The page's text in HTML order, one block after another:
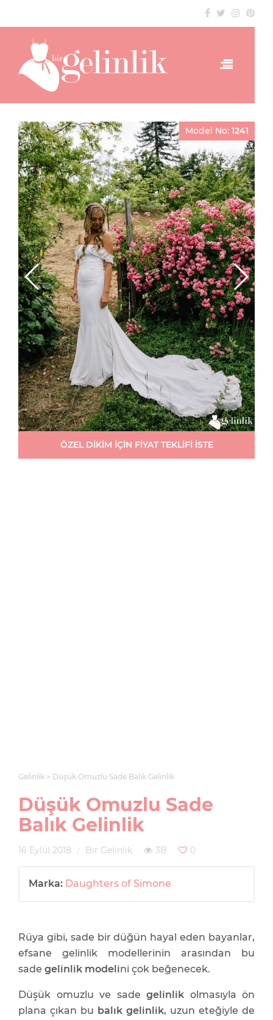
Model No: 1241
ÖZEL DİKİM İÇİN FİYAT TEKLİFİ İSTE
Gelinlik Düşük Omuzlu Sade Balık Gelinlik
Düşük Omuzlu Sade
Balık Gelinlik
16 Eylül 2018 Bir Gelinlik 3B 0
Marka: Daughters of Simone
Rüya gibi, sade bir düğün hayal eden bayanlar,
efsane gelinlik modellerinin arasından bu
sade gelinlik modelini çok beğenecek.
Düşük omuzlu ve sade gelinlik olmasıyla ön
plana çıkan bu balık gelinlik, uzun eteğiyle de